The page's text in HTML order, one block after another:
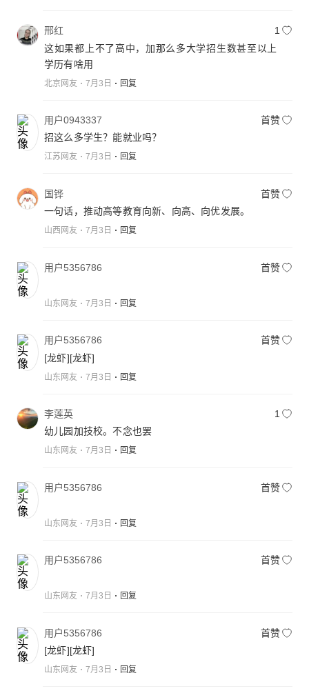
邢红
1
这如果都上不了高中，加那么多大学招生数甚至以上
学历有啥用
北京网友 7月3日 回复
用户0943337
首赞
招这么多学生？能就业吗？
江苏网友 7月3日 回复
国铧
首赞
一句话，推动高等教育向新、向高、向优发展。
山西网友 7月3日 回复
用户5356786 首赞
山东网友 7月3日 回复
用户5356786
首赞
[龙虾][龙虾]
山东网友 7月3日 回复
李莲英
1
幼儿园加技校。不念也罢
山东网友 7月3日 回复
用户5356786 首赞
山东网友 7月3日 回复
用户5356786 首赞
山东网友 7月3日 回复
用户5356786
首赞
[龙虾][龙虾]
山东网友 7月3日 回复